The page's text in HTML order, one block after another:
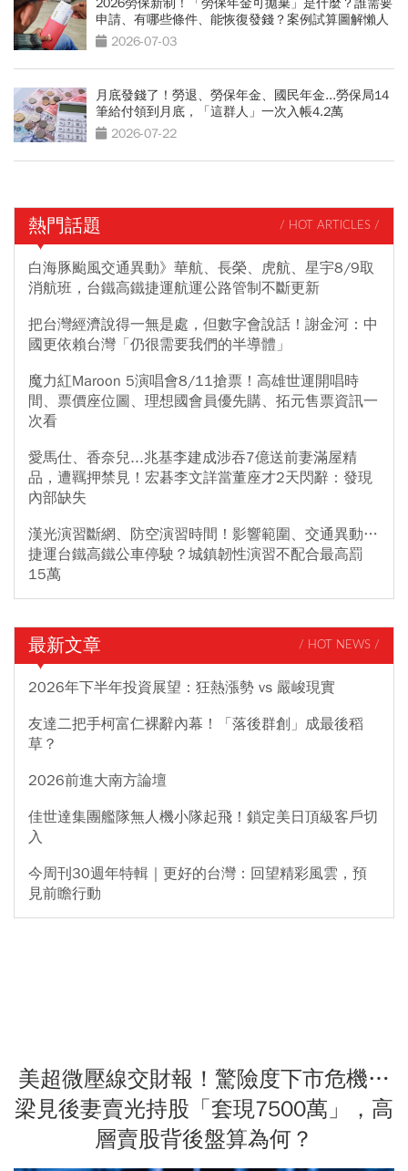
申請、有哪些條件、能恢復發錢？案例試算圖解懶人
包 2026-07-03
月底發錢了！勞退、勞保年金、國民年金...勞保局14
筆給付領到月底，「這群人」一次入帳4.2萬
2026-07-22
熱門話題 / HOT ARTICLES /
白海豚颱風交通異動》華航、長榮、虎航、星宇8/9取
消航班，台鐵高鐵捷運航運公路管制不斷更新
把台灣經濟說得一無是處，但數字會說話！謝金河：中
國更依賴台灣「仍很需要我們的半導體」
魔力紅Maroon 5演唱會8/11搶票！高雄世運開唱時
間、票價座位圖、理想國會員優先購、拓元售票資訊一
次看
愛馬仕、香奈兒...兆基李建成涉吞7億送前妻滿屋精
品，遭羈押禁見！宏碁李文詳當董座才2天閃辭：發現
內部缺失
漢光演習斷網、防空演習時間！影響範圍、交通異動…
捷運台鐵高鐵公車停駛？城鎮韌性演習不配合最高罰
15萬
最新文章 / HOT NEWS /
2026年下半年投資展望：狂熱漲勢 vs 嚴峻現實
友達二把手柯富仁裸辭內幕！「落後群創」成最後稻
草？
2026前進大南方論壇
佳世達集團艦隊無人機小隊起飛！鎖定美日頂級客戶切
入
今周刊30週年特輯｜更好的台灣：回望精彩風雲，預
見前瞻行動
美超微壓線交財報！驚險度下市危機…
梁見後妻賣光持股「套現7500萬」，高
層賣股背後盤算為何？